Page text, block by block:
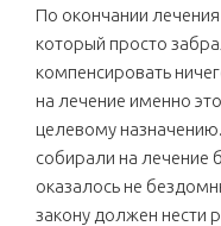
По окончании
который просто
компенсировать
на лечение именно
целевому
собирали на лечение
оказалось не
закону должен нести